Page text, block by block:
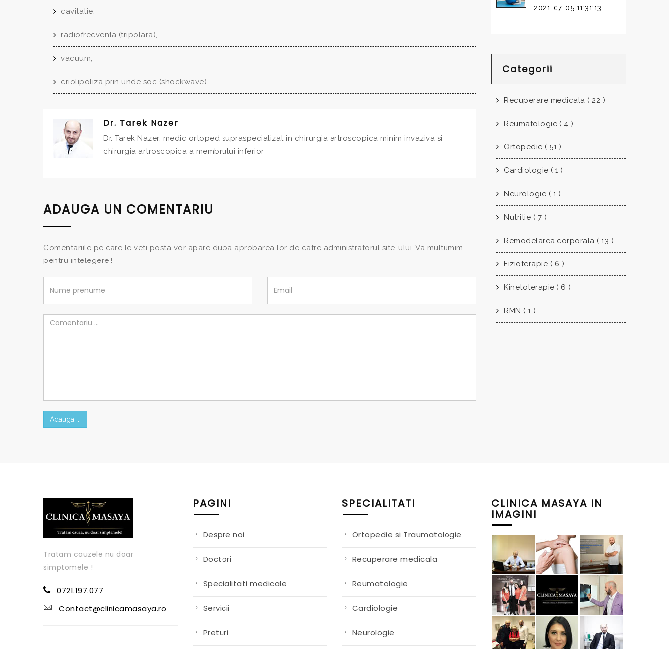
cavitatie,
radiofrecventa (tripolara),
vacuum,
criolipoliza prin unde soc (shockwave)
Dr. Tarek Nazer
Dr. Tarek Nazer, medic ortoped supraspecializat in chirurgia artroscopica minim invaziva si
chirurgia artroscopica a membrului inferior
ADAUGA UN COMENTARIU
Comentariile pe care le veti posta vor apare dupa aprobarea lor de catre administratorul site-ului. Va multumim
pentru intelegere !
Adauga ...
2021-07-05 11:31:13
Categorii
Recuperare medicala ( 22 )
Reumatologie ( 4 )
Ortopedie ( 51 )
Cardiologie ( 1 )
Neurologie ( 1 )
Nutritie ( 7 )
Remodelarea corporala ( 13 )
Fizioterapie ( 6 )
Kinetoterapie ( 6 )
RMN ( 1 )
Tratam cauzele nu doar
simptomele !
0721.197.077
Contact@clinicamasaya.ro
PAGINI
Despre noi
Doctori
Specialitati medicale
Servicii
Preturi
SPECIALITATI
Ortopedie si Traumatologie
Recuperare medicala
Reumatologie
Cardiologie
Neurologie
CLINICA MASAYA IN
IMAGINI